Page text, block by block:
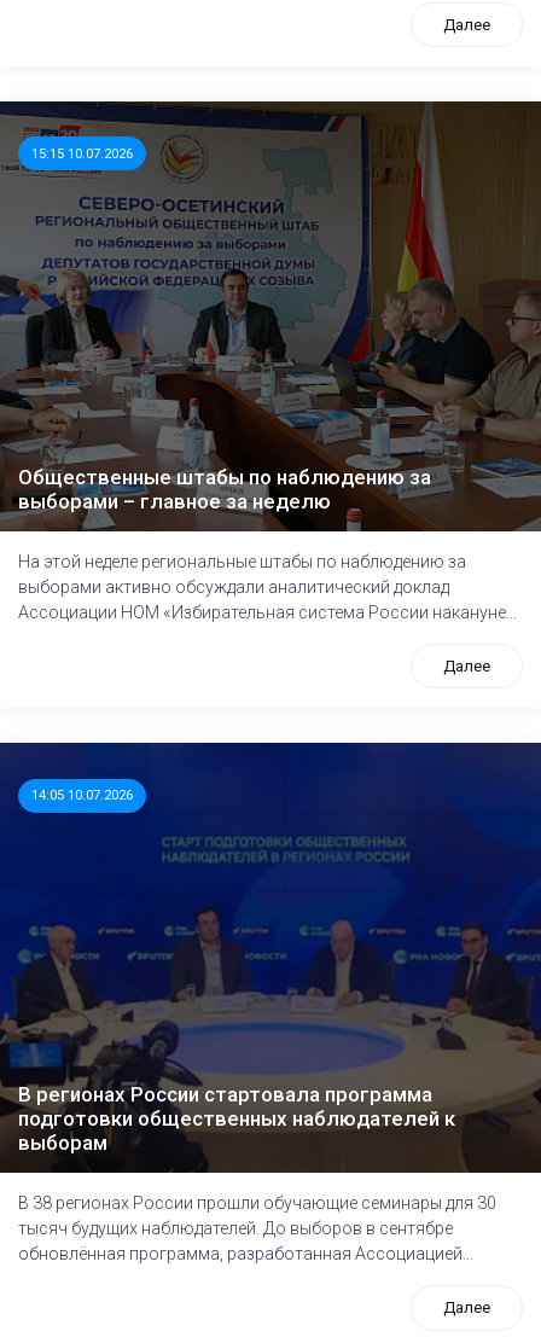
Далее
15:15 10.07.2026
Общественные штабы по наблюдению за
выборами – главное за неделю
На этой неделе региональные штабы по наблюдению за
выборами активно обсуждали аналитический доклад
Ассоциации НОМ «Избирательная система России накануне...
Далее
14:05 10.07.2026
В регионах России стартовала программа
подготовки общественных наблюдателей к
выборам
В 38 регионах России прошли обучающие семинары для 30
тысяч будущих наблюдателей. До выборов в сентябре
обновлённая программа, разработанная Ассоциацией...
Далее